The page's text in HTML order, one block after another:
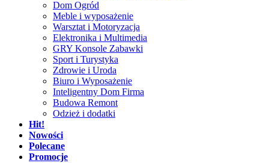
Dom Ogród
Meble i wyposażenie
Warsztat i Motoryzacja
Elektronika i Multimedia
GRY Konsole Zabawki
Sport i Turystyka
Zdrowie i Uroda
Biuro i Wyposażenie
Inteligentny Dom Firma
Budowa Remont
Odzież i dodatki
Hit!
Nowości
Polecane
Promocje